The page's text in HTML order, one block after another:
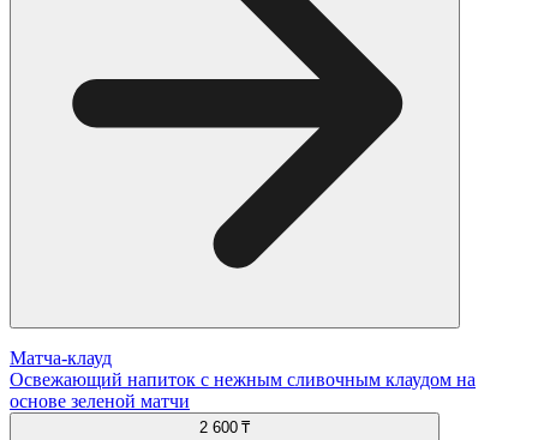
Матча-клауд
Освежающий напиток с нежным сливочным клаудом на
основе зеленой матчи
2 600 ₸